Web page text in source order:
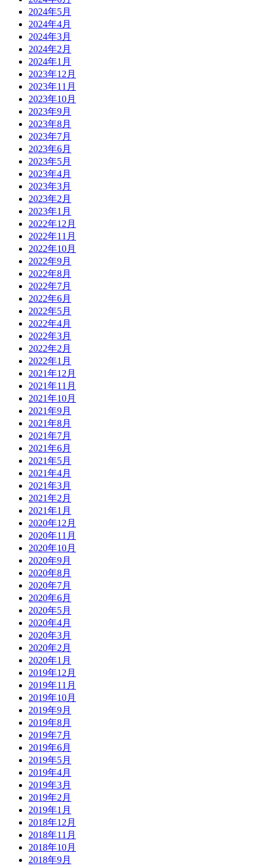
2024年5月
2024年4月
2024年3月
2024年2月
2024年1月
2023年12月
2023年11月
2023年10月
2023年9月
2023年8月
2023年7月
2023年6月
2023年5月
2023年4月
2023年3月
2023年2月
2023年1月
2022年12月
2022年11月
2022年10月
2022年9月
2022年8月
2022年7月
2022年6月
2022年5月
2022年4月
2022年3月
2022年2月
2022年1月
2021年12月
2021年11月
2021年10月
2021年9月
2021年8月
2021年7月
2021年6月
2021年5月
2021年4月
2021年3月
2021年2月
2021年1月
2020年12月
2020年11月
2020年10月
2020年9月
2020年8月
2020年7月
2020年6月
2020年5月
2020年4月
2020年3月
2020年2月
2020年1月
2019年12月
2019年11月
2019年10月
2019年9月
2019年8月
2019年7月
2019年6月
2019年5月
2019年4月
2019年3月
2019年2月
2019年1月
2018年12月
2018年11月
2018年10月
2018年9月